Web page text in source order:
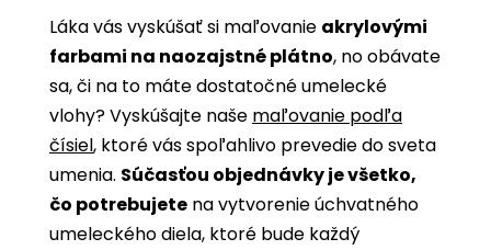
Láka vás vyskúšať si maľovanie akrylovými
farbami na naozajstné plátno, no obávate
sa, či na to máte dostatočné umelecké
vlohy? Vyskúšajte naše maľovanie podľa
čísiel, ktoré vás spoľahlivo prevedie do sveta
umenia. Súčasťou objednávky je všetko,
čo potrebujete na vytvorenie úchvatného
umeleckého diela, ktoré bude každý